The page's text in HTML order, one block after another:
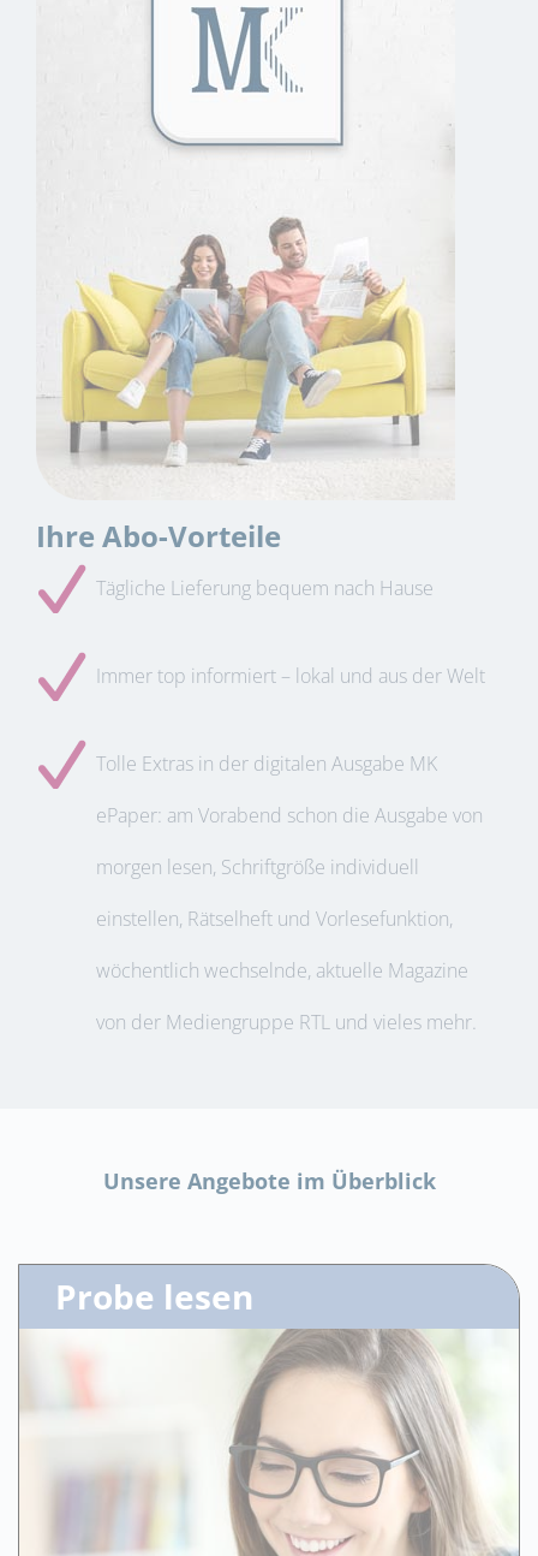
Ihre Abo-Vorteile
Tägliche Lieferung bequem nach Hause
Immer top informiert – lokal und aus der Welt
Tolle Extras in der digitalen Ausgabe MK
ePaper: am Vorabend schon die Ausgabe von
morgen lesen, Schriftgröße individuell
einstellen, Rätselheft und Vorlesefunktion,
wöchentlich wechselnde, aktuelle Magazine
von der Mediengruppe RTL und vieles mehr.
Unsere Angebote im Überblick
Probe lesen